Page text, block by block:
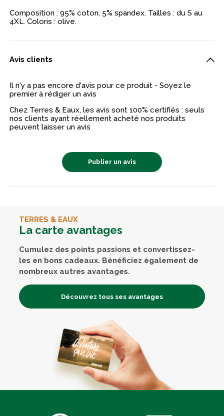
Composition : 95% coton, 5% spandex. Tailles : du S au
4XL. Coloris : olive.
Avis clients
Il n'y a pas encore d'avis pour ce produit - Soyez le
premier à rédiger un avis
Chez Terres & Eaux, les avis sont 100% certifiés : seuls
nos clients ayant réellement acheté nos produits
peuvent laisser un avis
Publier un avis
TERRES & EAUX
La carte avantages
Cumulez des points passions et convertissez-
les en bons cadeaux. Bénéficiez également de
nombreux autres avantages.
Découvrez tous ses avantages